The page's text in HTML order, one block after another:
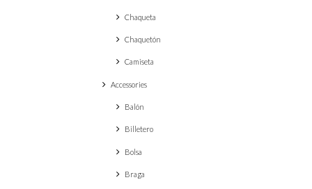
Chaqueta
Chaquetón
Camiseta
Accessories
Balón
Billetero
Bolsa
Braga